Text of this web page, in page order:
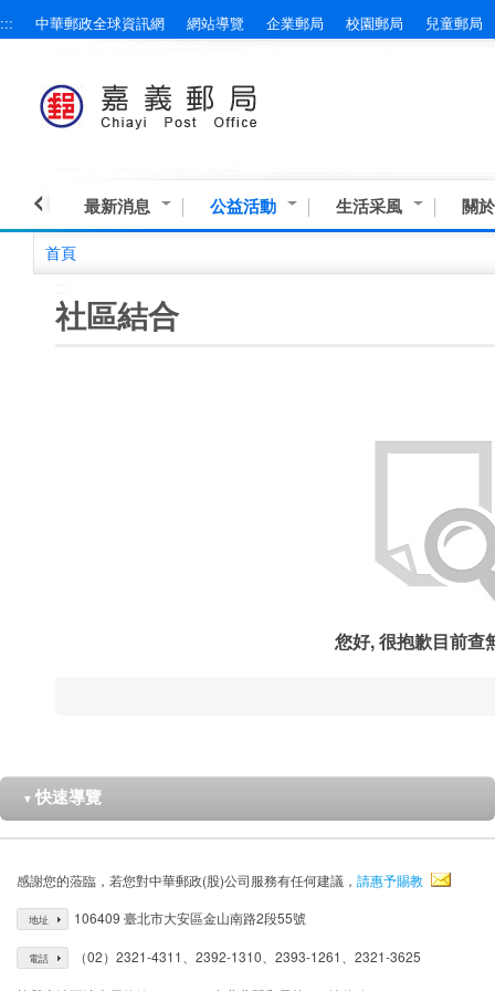
跳到主要內容區塊
::: 中華郵政全球資訊網 網站導覽 企業郵局 校園郵局 兒童郵局
最新消息 公益活動 生活采風 關
首頁
社區結合
您好, 很抱歉目前查
▼ 快速導覽
感謝您的蒞臨，若您對中華郵政(股)公司服務有任何建議， 請惠予賜教
地址 106409 臺北市大安區金山南路2段55號
電話 （02）2321-4311、2392-1310、2393-1261、2321-3625